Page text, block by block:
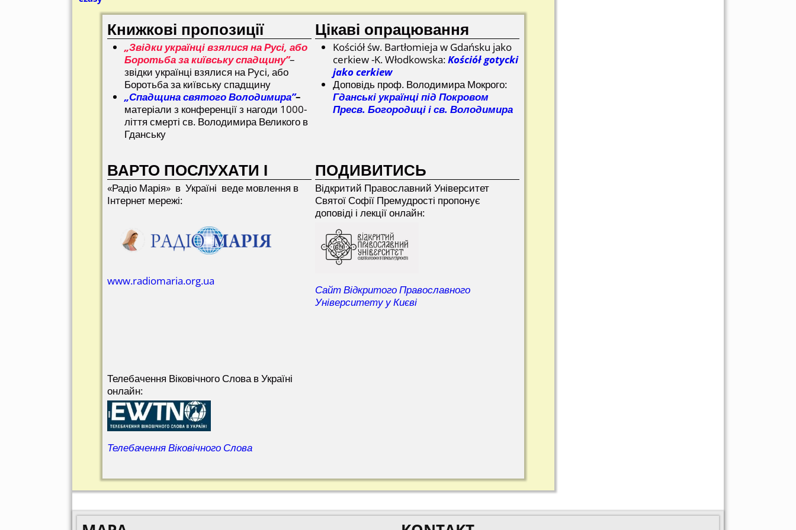
Книжкові пропозиції
„Звідки українці взялися на Русі, або
Боротьба за київську спадщину”–
звідки українці взялися на Русі, або
Боротьба за київську спадщину
„Спадщина святого Володимира”–
матеріали з конференції з нагоди 1000-
ліття смерті св. Володимира Великого в
Гданську
Цікаві опрацювання
Kościół św. Bartłomieja w Gdańsku jako
cerkiew -K. Włodkowska:Kościół gotycki
jako cerkiew
Доповідь проф. Володимира Мокрого:
Гданські українці під Покровом
Пресв. Богородиці і св. Володимира
ВАРТО ПОСЛУХАТИ І
«Радіо Марія» в Україні веде мовлення в
Інтернет мережі:
www.radiomaria.org.ua
ПОДИВИТИСЬ
Відкритий Прaвославний Університет
Святої Софії Премудрості пропонує
доповіді і лекції онлайн:
Сайт Відкритого Православного
Університету у Києві
Телебачення Віковічного Слова в Україні
онлайн:
Телебачення Віковічного Слова